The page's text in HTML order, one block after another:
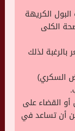
الكريهة
الكلى
لذلك
السكري)
القضاء على
أن تساعد في